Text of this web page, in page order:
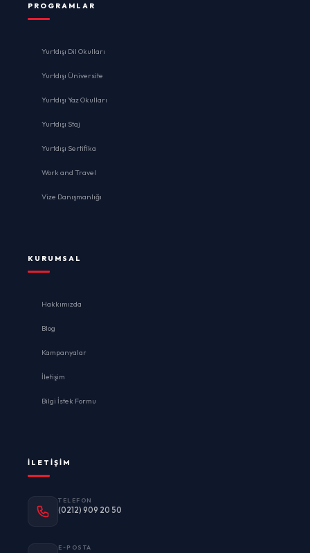
PROGRAMLAR
Yurtdışı Dil Okulları
Yurtdışı Üniversite
Yurtdışı Yaz Okulları
Yurtdışı Staj
Yurtdışı Sertifika
Work and Travel
Vize Danışmanlığı
KURUMSAL
Hakkımızda
Blog
Kampanyalar
İletişim
Bilgi İstek Formu
İLETIŞIM
TELEFON
(0212) 909 20 50
E-POSTA